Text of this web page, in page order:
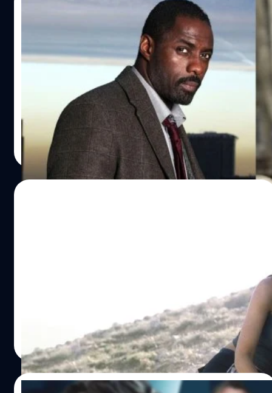
Idris Elba เคยถูกเหยียดเชื้อชาติอย่างรุนแรง
จากการถูกจับตามองว่าอาจได้เป็น James
Bond คนใหม่
อิดริส เอลบา ได้ปิดเผยถึงความเจ็บปวดที่เขาต้องเผชิญจาก
การถูกเหยียดเชื้อชาติ เมื่อถูกจับตามองว่าอาจได้เป็น เจมส์
บอนด์ คนต่อไป
ปรีดี ฤกษ์วลีกุล | 1135 days ago
Read More
| 1196 days ago
Read More
01/02/2023